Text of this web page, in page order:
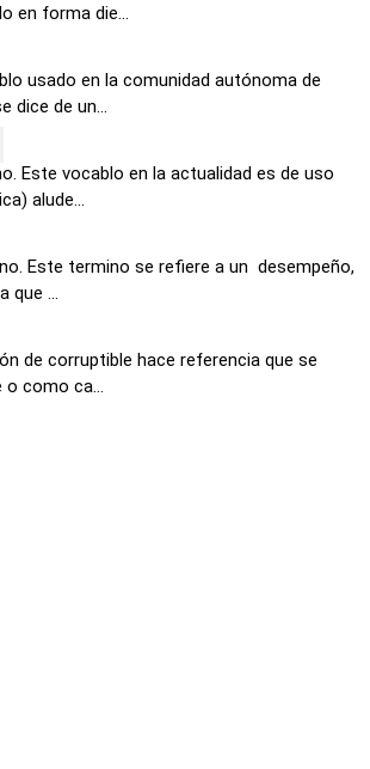
en forma die...
usado en la comunidad autónoma de
dice de un...
Este vocablo en la actualidad es de uso
alude...
Este termino se refiere a un desempeño,
que ...
de corruptible hace referencia que se
o como ca...